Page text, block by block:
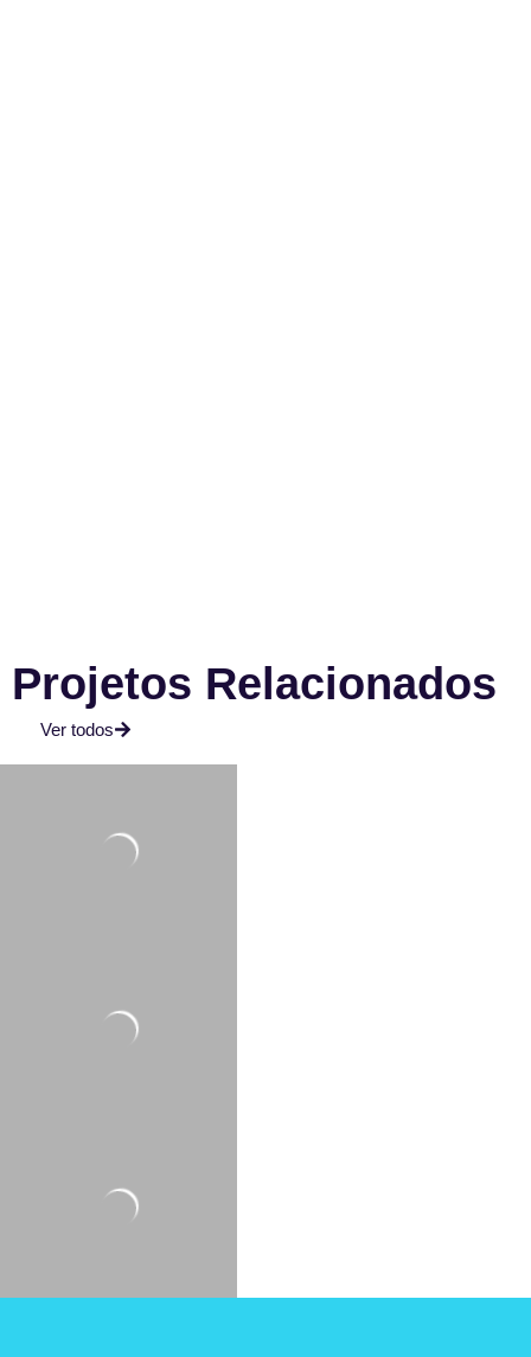
Projetos Relacionados
Ver todos